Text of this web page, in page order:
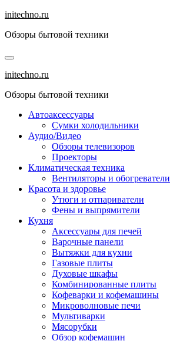
Перейти
содержанию
initechno.ru
Обзоры бытовой техники
initechno.ru
Обзоры бытовой техники
Автоаксессуары
Сумки холодильники
Аудио/Видео
Обзоры телевизоров
Проекторы
Климатическая техника
Вентиляторы и обогреватели
Красота и здоровье
Утюги и отпариватели
Фены и выпрямители
Кухня
Аксессуары для печей
Варочные панели
Вытяжки для кухни
Газовые плиты
Духовые шкафы
Комбинированные плиты
Кофеварки и кофемашины
Микроволновые печи
Мультиварки
Мясорубки
Обзор кофемашин